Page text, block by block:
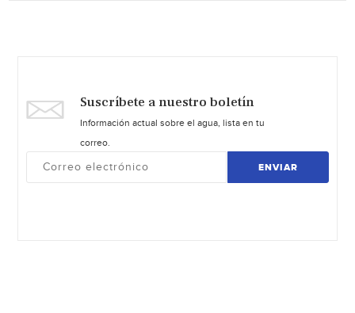
Suscríbete a nuestro boletín
Información actual sobre el agua, lista en tu
correo.
ENVIAR